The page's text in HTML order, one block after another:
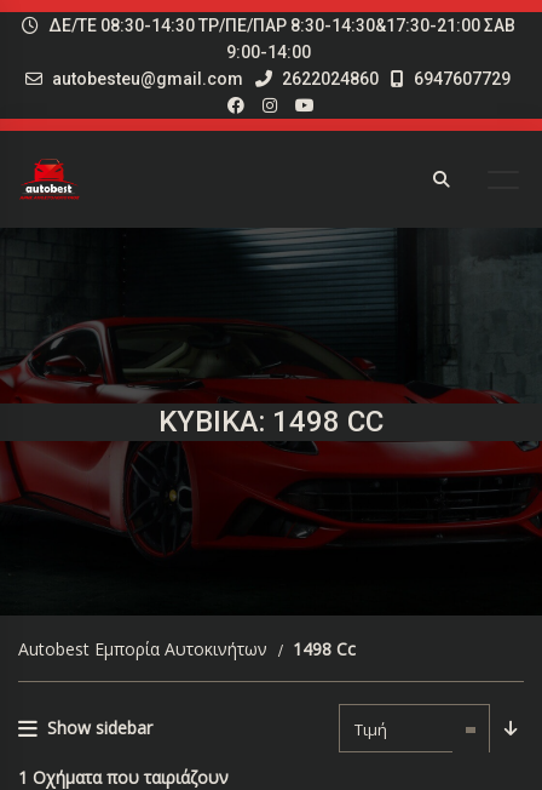
ΔΕ/ΤΕ 08:30-14:30 ΤΡ/ΠΕ/ΠΑΡ 8:30-14:30&17:30-21:00 ΣΑΒ
9:00-14:00
autobesteu@gmail.com
2622024860 6947607729
ΚΥΒΙΚΆ: 1498 CC
Autobest Εμπορία Αυτοκινήτων 1498 Cc
Show sidebar Τιμή
1 Οχήματα που ταιριάζουν